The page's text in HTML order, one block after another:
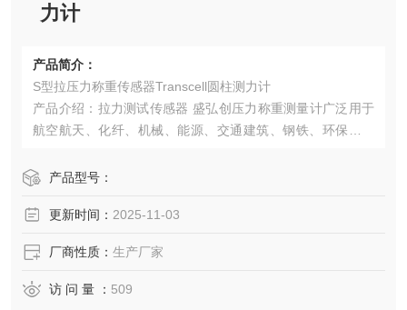
力计
产品简介：
S型拉压力称重传感器Transcell圆柱测力计
产品介绍：拉力测试传感器 盛弘创压力称重测量计广泛用于
航空航天、化纤、机械、能源、交通建筑、钢铁、环保、制
水利电力、热力造纸、市政管理等领域中的电子秤、汽车
称、定量包装系统。
产品型号：
更新时间： 2025-11-03
厂商性质： 生产厂家
访 问 量 ： 509